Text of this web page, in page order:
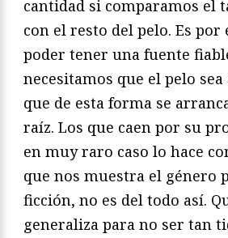
cantidad si comparamos el
con el resto del pelo. Es por
poder tener una fuente
necesitamos que el pelo
que de esta forma se
raíz. Los que caen por su
en muy raro caso lo hace
que nos muestra el género
ficción, no es del todo así.
generaliza para no ser tan